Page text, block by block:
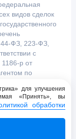
видов сделок
44-ФЗ, 223-ФЗ,
с
р от
по
для улучшения
«Принять», вы
обработки